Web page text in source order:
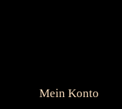
Mein Konto